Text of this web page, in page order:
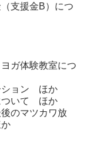
支援金B）につ
ガ体験教室につ
ション ほか
ついて ほか
のマツカワ放